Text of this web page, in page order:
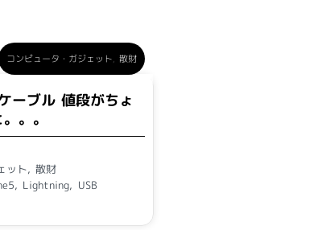
コンピュータ・ガジェット, 散財
ブル 値段がちょ
。。
ット, 散財
, Lightning, USB